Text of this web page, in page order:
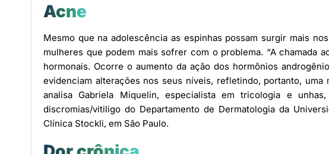
Acne
Mesmo que na adolescência as espinhas possam surgir mais
mulheres que podem mais sofrer com o problema. “A chamada
hormonais. Ocorre o aumento da ação dos hormônios
evidenciam alterações nos seus níveis, refletindo, portanto, uma
analisa Gabriela Miquelin, especialista em tricologia e
discromias/vitiligo do Departamento de Dermatologia da
Clínica Stockli, em São Paulo.